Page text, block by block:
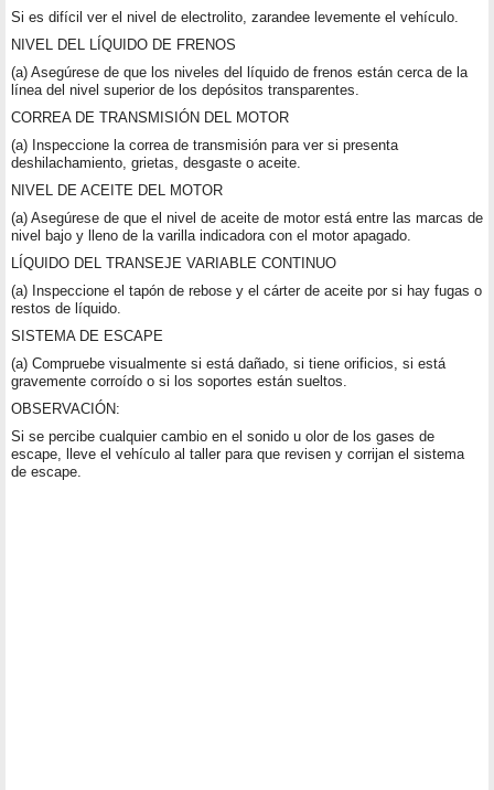
Si es difícil ver el nivel de electrolito, zarandee levemente el vehículo.
NIVEL DEL LÍQUIDO DE FRENOS
(a) Asegúrese de que los niveles del líquido de frenos están cerca de la
línea del nivel superior de los depósitos transparentes.
CORREA DE TRANSMISIÓN DEL MOTOR
(a) Inspeccione la correa de transmisión para ver si presenta
deshilachamiento, grietas, desgaste o aceite.
NIVEL DE ACEITE DEL MOTOR
(a) Asegúrese de que el nivel de aceite de motor está entre las marcas de
nivel bajo y lleno de la varilla indicadora con el motor apagado.
LÍQUIDO DEL TRANSEJE VARIABLE CONTINUO
(a) Inspeccione el tapón de rebose y el cárter de aceite por si hay fugas o
restos de líquido.
SISTEMA DE ESCAPE
(a) Compruebe visualmente si está dañado, si tiene orificios, si está
gravemente corroído o si los soportes están sueltos.
OBSERVACIÓN:
Si se percibe cualquier cambio en el sonido u olor de los gases de
escape, lleve el vehículo al taller para que revisen y corrijan el sistema
de escape.